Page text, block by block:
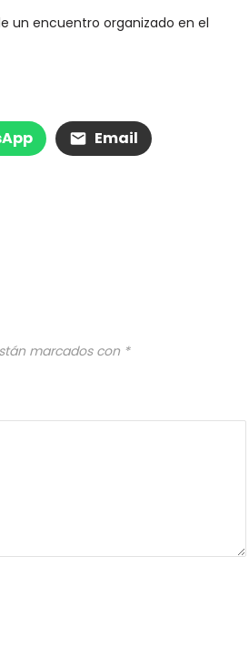
un encuentro organizado en el
Email
marcados con *